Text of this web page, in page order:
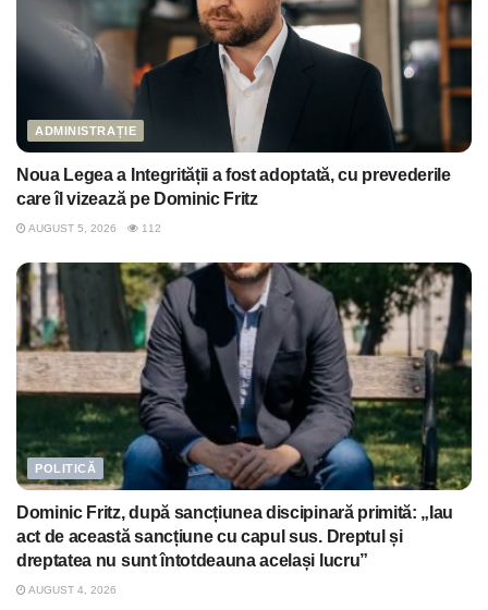
ADMINISTRAȚIE
Noua Legea a Integrității a fost adoptată, cu prevederile
care îl vizează pe Dominic Fritz
AUGUST 5, 2026 112
POLITICĂ
Dominic Fritz, după sancțiunea discipinară primită: „Iau
act de această sancțiune cu capul sus. Dreptul și
dreptatea nu sunt întotdeauna același lucru”
AUGUST 4, 2026